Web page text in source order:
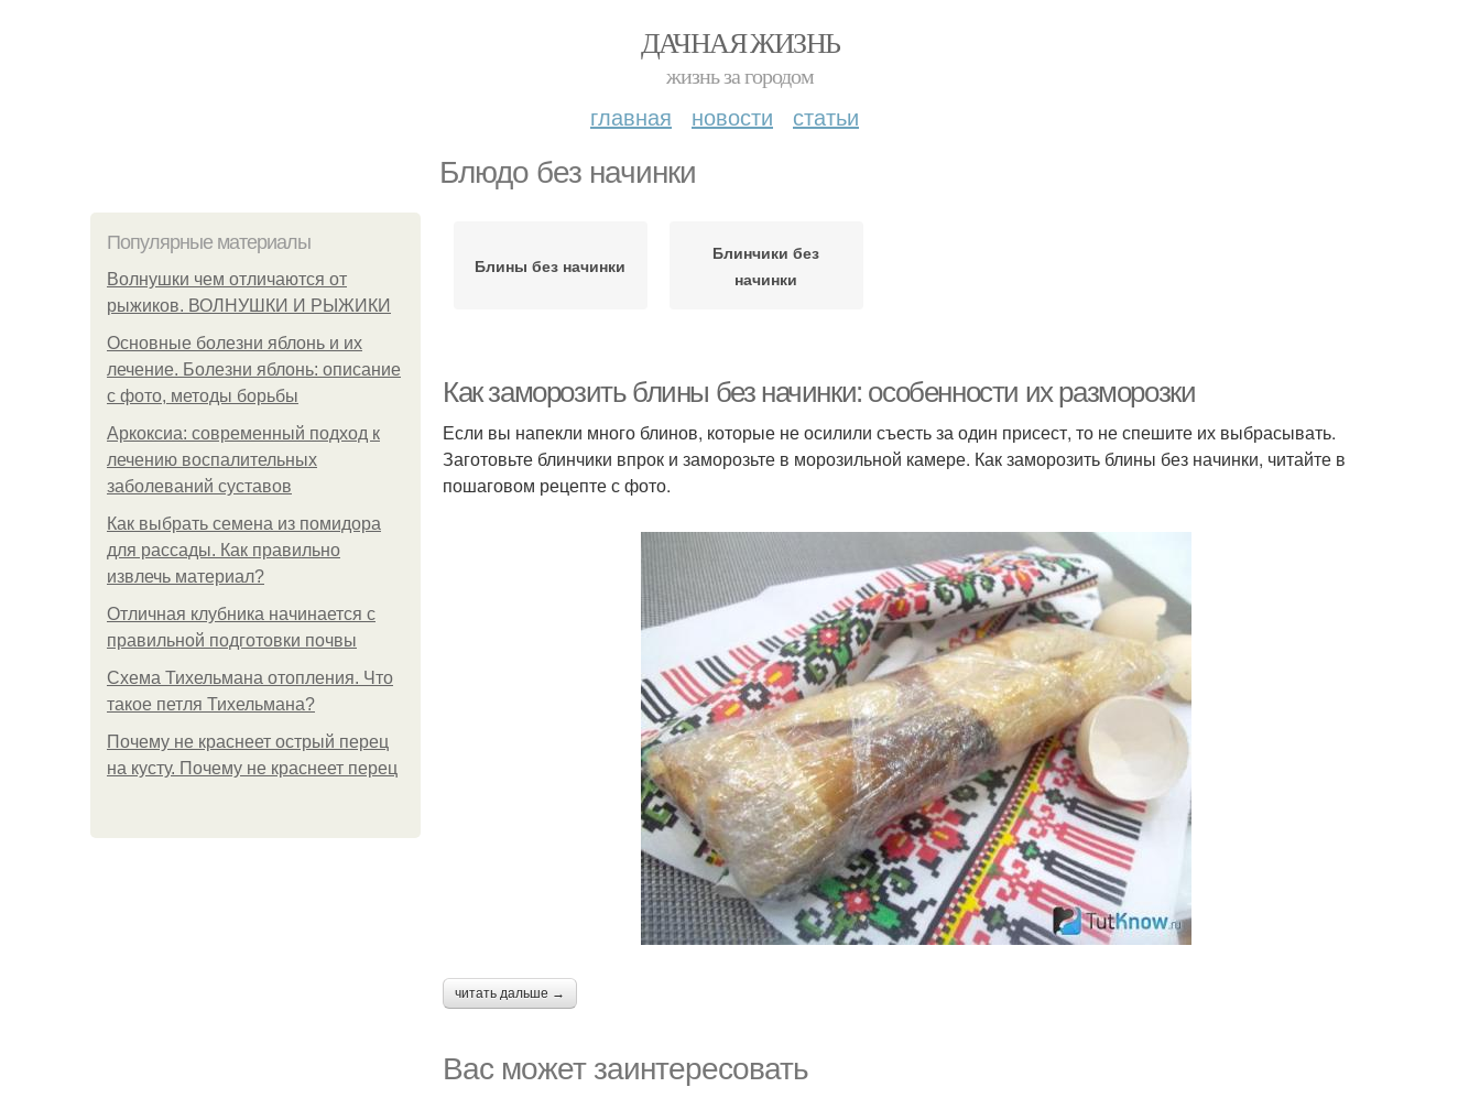
ДАЧНАЯ ЖИЗНЬ
жизнь за городом
главная новости статьи
Блюдо без начинки
Популярные материалы
Волнушки чем отличаются от
рыжиков. ВОЛНУШКИ И РЫЖИКИ
Основные болезни яблонь и их
лечение. Болезни яблонь: описание
с фото, методы борьбы
Аркоксиа: современный подход к
лечению воспалительных
заболеваний суставов
Как выбрать семена из помидора
для рассады. Как правильно
извлечь материал?
Отличная клубника начинается с
правильной подготовки почвы
Схема Тихельмана отопления. Что
такое петля Тихельмана?
Почему не краснеет острый перец
на кусту. Почему не краснеет перец
Блины без начинки
Блинчики без
начинки
Как заморозить блины без начинки: особенности их разморозки
Если вы напекли много блинов, которые не осилили съесть за один присест, то не спешите их выбрасывать.
Заготовьте блинчики впрок и заморозьте в морозильной камере. Как заморозить блины без начинки, читайте в
пошаговом рецепте с фото.
читать дальше →
Вас может заинтересовать